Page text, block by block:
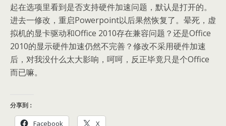
起在选项里看到是否支持硬件加速问题，默认是打开的。
进去一修改，重启Powerpoint以后果然恢复了。晕死，虚
拟机的显卡驱动和Office 2010存在兼容问题？还是Office
2010的显示硬件加速仍然不完善？修改不采用硬件加速
后，对我没什么太大影响，呵呵，反正毕竟只是个Office
而已嘛。
分享到：
Facebook X